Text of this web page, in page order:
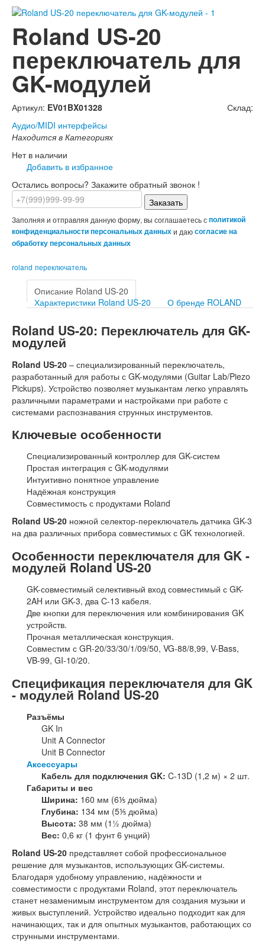
Roland US-20
переключатель для
GK-модулей
Артикул: EV01BX01328
Склад:
Аудио/MIDI интерфейсы
Находится в Категориях
Нет в наличии
Добавить в избранное
Остались вопросы? Закажите обратный звонок !
Заказать
Заполняя и отправляя данную форму, вы соглашаетесь сполитикой
конфиденциальности персональных данныхи даюсогласие на
обработку персональных данных
roland переключатель
Описание Roland US-20
Характеристики Roland US-20
О бренде ROLAND
Roland US-20: Переключатель для GK-
модулей
Roland US-20 – специализированный переключатель,
разработанный для работы с GK-модулями (Guitar Lab/Piezo
Pickups). Устройство позволяет музыкантам легко управлять
различными параметрами и настройками при работе с
системами распознавания струнных инструментов.
Ключевые особенности
Специализированный контроллер для GK-систем
Простая интеграция с GK-модулями
Интуитивно понятное управление
Надёжная конструкция
Совместимость с продуктами Roland
Roland US-20 ножной селектор-переключатель датчика GK-3
на два различных прибора совместимых с GK технологией.
Особенности переключателя для GK -
модулей Roland US-20
GK-совместимый селективный вход совместимый с GK-
2AH или GK-3, два C-13 кабеля.
Две кнопки для переключения или комбинирования GK
устройств.
Прочная металлическая конструкция.
Совместим с GR-20/33/30/1/09/50, VG-88/8,99, V-Bass,
VB-99, GI-10/20.
Спецификация переключателя для GK
- модулей Roland US-20
Разъёмы
GK In
Unit A Connector
Unit B Connector
Аксессуары
Кабель для подключения GK: C-13D (1,2 м) × 2 шт.
Габариты и вес
Ширина: 160 мм (6⅕ дюйма)
Глубина: 134 мм (5⅕ дюйма)
Высота: 38 мм (1½ дюйма)
Вес: 0,6 кг (1 фунт 6 унций)
Roland US-20 представляет собой профессиональное
решение для музыкантов, использующих GK-системы.
Благодаря удобному управлению, надёжности и
совместимости с продуктами Roland, этот переключатель
станет незаменимым инструментом для создания музыки и
живых выступлений. Устройство идеально подходит как для
начинающих, так и для опытных музыкантов, работающих со
струнными инструментами.